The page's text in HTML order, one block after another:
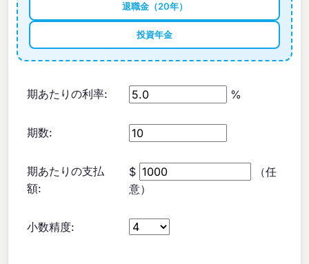
退職金（20年）
投資年金
期あたりの利率: %
期数:
期あたりの支払
額:
$
（任
意）
小数精度: